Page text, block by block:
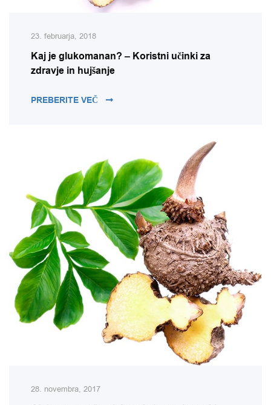
23. februarja, 2018
Kaj je glukomanan? – Koristni učinki za
zdravje in hujšanje
PREBERITE VEČ KAJ JE GLUKOMANAN? – KORISTNI
28. novembra, 2017